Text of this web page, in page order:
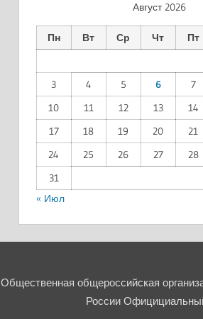
Август 2026
Пн Вт Ср Чт Пт
3
4 5 6 7
10
11 12 13 14
17
18 19 20 21
24
25 26 27 28
31
« Июл
Общественная общероссийская
России